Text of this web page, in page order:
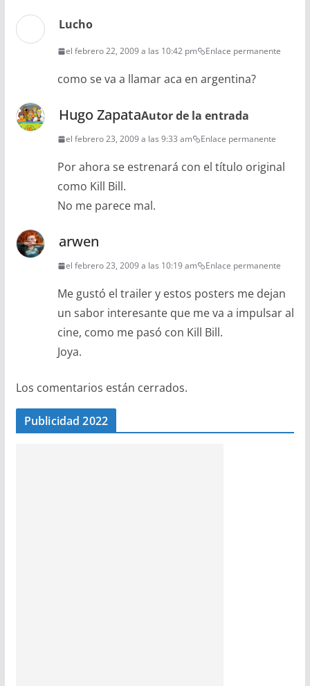
Lucho
el febrero 22, 2009 a las 10:42 pm Enlace permanente
como se va a llamar aca en argentina?
Hugo ZapataAutor de la entrada
el febrero 23, 2009 a las 9:33 am Enlace permanente
Por ahora se estrenará con el título original
como Kill Bill.
No me parece mal.
arwen
el febrero 23, 2009 a las 10:19 am Enlace permanente
Me gustó el trailer y estos posters me dejan
un sabor interesante que me va a impulsar al
cine, como me pasó con Kill Bill.
Joya.
Los comentarios están cerrados.
Publicidad 2022